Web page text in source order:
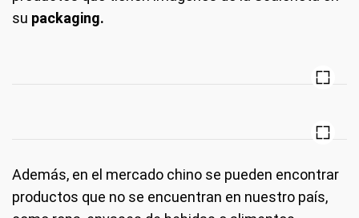
su packaging.
Además, en el mercado chino se pueden encontrar
productos que no se encuentran en nuestro país,